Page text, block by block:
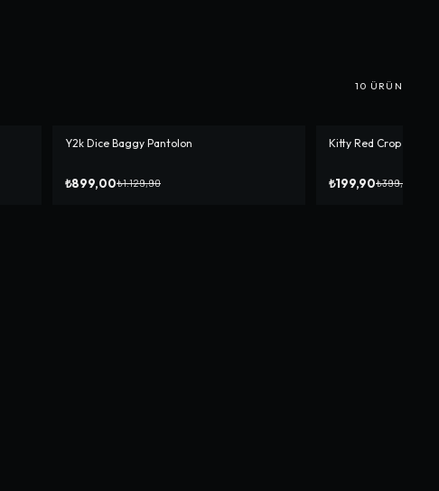
10 ÜRÜN
-%20
Y2k Dice Baggy Pantolon
₺899,00₺1.129,90
-%50
Kitty Red Crop
₺199,90₺399,90